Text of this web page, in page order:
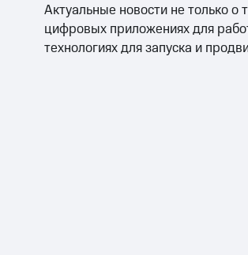
Актуальные новости не только о
цифровых приложениях для
технологиях для запуска и